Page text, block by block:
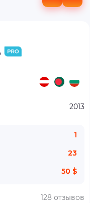
2013
1
23
50 $
128 отзывов